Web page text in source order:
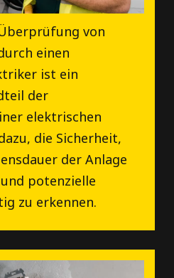
von
einen
ist ein
der
elektrischen
die Sicherheit,
der Anlage
potenzielle
zu erkennen.